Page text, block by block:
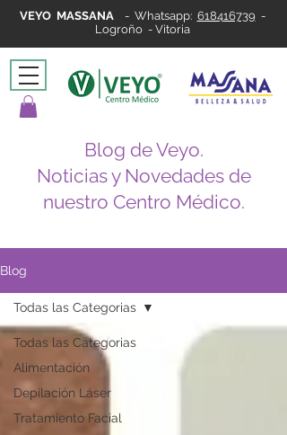
VEYO MASSANA- Whatsapp: 618416739 -
Logroño - Vitoria
Blog de Veyo.
Noticias y Novedades de
nuestro Centro Médico.
Blog
Todas las Categorias
Alimentación
Depilación Láser
Tratamiento Facial
Todas las Categorias